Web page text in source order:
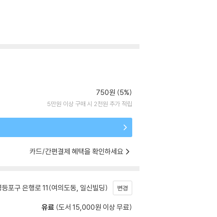
750원 (5%)
5만원 이상 구매 시 2천원 추가 적립
카드/간편결제 혜택을 확인하세요
포구 은행로 11(여의도동, 일신빌딩) 변경
유료 (도서 15,000원 이상 무료)